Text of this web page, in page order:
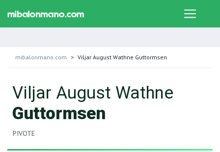
mibalonmano.com Viljar August Wathne Guttormsen
Viljar August Wathne
Guttormsen
PIVOTE